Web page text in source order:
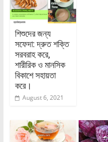
শিশুদের জন্য
সফেদা: দ্রুত শক্তি
সরবরাহ করে,
শারীরিক ও মানসিক
বিকাশে সহায়তা
করে।
August 6, 2021